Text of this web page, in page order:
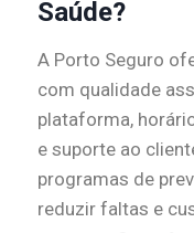
Saúde?
A Porto Seguro
com qualidade
plataforma,
e suporte ao
programas de
reduzir faltas e